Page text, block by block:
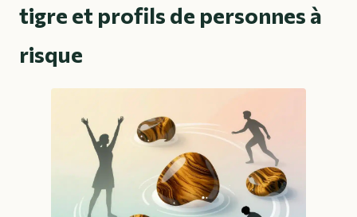
tigre et profils de personnes à
risque